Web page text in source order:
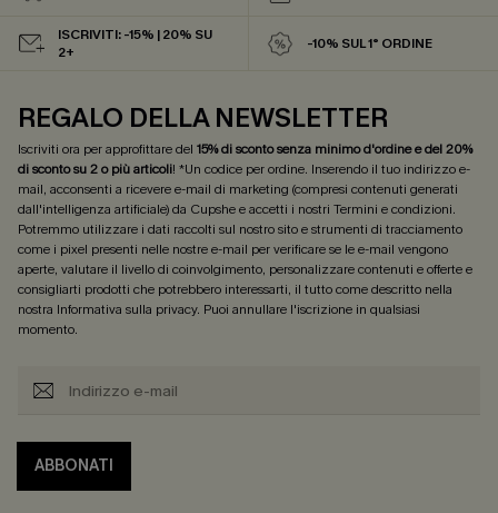
ISCRIVITI: -15% | 20% SU
2+
-10% SUL 1° ORDINE
REGALO DELLA NEWSLETTER
Iscriviti ora per approfittare del 15% di sconto senza minimo d'ordine e del 20%
di sconto su 2 o più articoli! *Un codice per ordine. Inserendo il tuo indirizzo e-
mail, acconsenti a ricevere e-mail di marketing (compresi contenuti generati
dall'intelligenza artificiale) da Cupshe e accetti i nostri Termini e condizioni.
Potremmo utilizzare i dati raccolti sul nostro sito e strumenti di tracciamento
come i pixel presenti nelle nostre e-mail per verificare se le e-mail vengono
aperte, valutare il livello di coinvolgimento, personalizzare contenuti e offerte e
consigliarti prodotti che potrebbero interessarti, il tutto come descritto nella
nostra Informativa sulla privacy. Puoi annullare l'iscrizione in qualsiasi
momento.
ABBONATI